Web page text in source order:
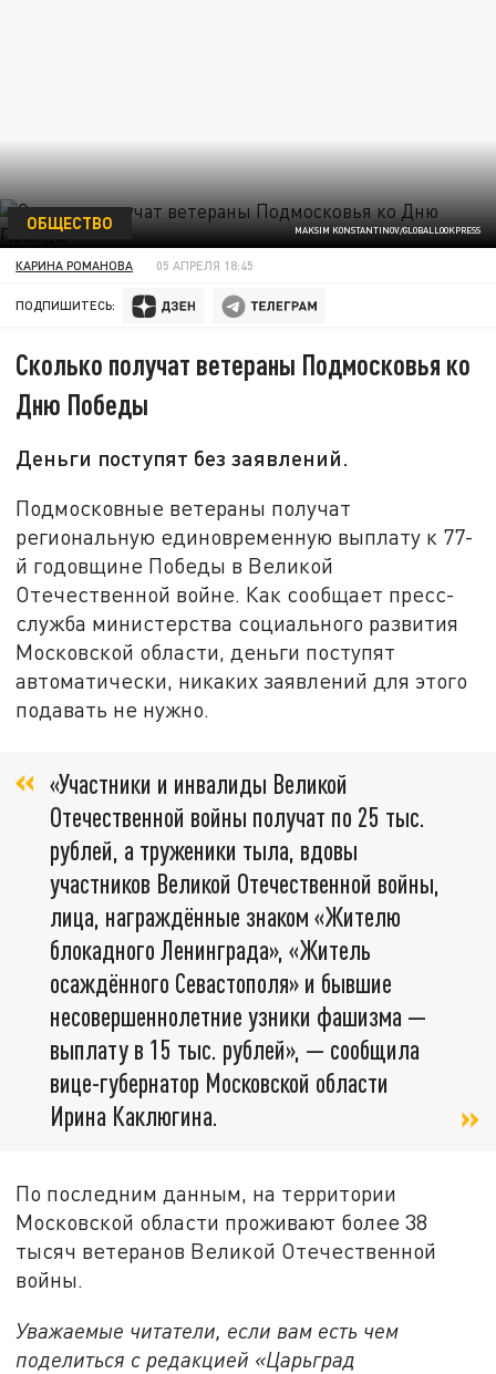
MAKSIM KONSTANTINOV/GLOBALLOOKPRESS
ОБЩЕСТВО
КАРИНА РОМАНОВА 05 АПРЕЛЯ 18:45
ПОДПИШИТЕСЬ:
Сколько получат ветераны Подмосковья ко
Дню Победы
Деньги поступят без заявлений.
Подмосковные ветераны получат
региональную единовременную выплату к 77-
й годовщине Победы в Великой
Отечественной войне. Как сообщает пресс-
служба министерства социального развития
Московской области, деньги поступят
автоматически, никаких заявлений для этого
подавать не нужно.
«Участники и инвалиды Великой
Отечественной войны получат по 25 тыс.
рублей, а труженики тыла, вдовы
участников Великой Отечественной войны,
лица, награждённые знаком «Жителю
блокадного Ленинграда», «Житель
осаждённого Севастополя» и бывшие
несовершеннолетние узники фашизма —
выплату в 15 тыс. рублей», — сообщила
вице-губернатор Московской области
Ирина Каклюгина.
По последним данным, на территории
Московской области проживают более 38
тысяч ветеранов Великой Отечественной
войны.
Уважаемые читатели, если вам есть чем
поделиться с редакцией «Царьград